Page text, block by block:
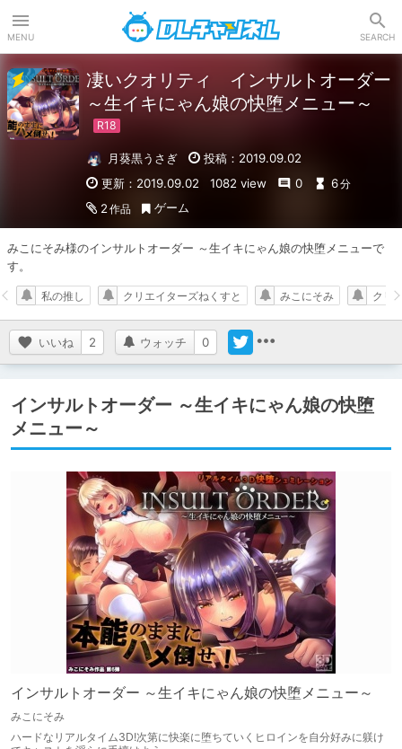
MENU SEARCH
凄いクオリティ インサルトオーダー
～生イキにゃん娘の快堕メニュー～
月葵黒うさぎ
投稿：2019.09.02
更新：2019.09.02
1082 view 0 6分
2 作品 ゲーム
みこにそみ様のインサルトオーダー ～生イキにゃん娘の快堕メニューで
す。
いいね 2 ウォッチ 0
私の推し クリエイターズねくすと みこにそみ クリ
インサルトオーダー ～生イキにゃん娘の快堕
メニュー～
インサルトオーダー ～生イキにゃん娘の快堕メニュー～
みこにそみ
ハードなリアルタイム3D!次第に快楽に堕ちていくヒロインを自分好みに躾け